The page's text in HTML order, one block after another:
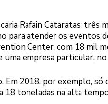
Rafain Cataratas; três
para atender os eventos
Center, com 18 mil
uma empresa particular,
Em 2018, por exemplo, só
18 toneladas na alta